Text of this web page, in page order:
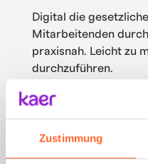
Zustimmung
Digital die
Mitarbeitenden
praxisnah. Leicht zu
durchzuführen.
Mehr erfahren